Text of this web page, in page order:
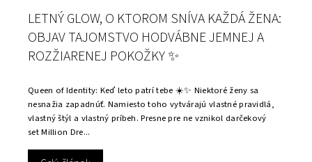
LETNÝ GLOW, O KTOROM SNÍVA KAŽDÁ ŽENA:
OBJAV TAJOMSTVO HODVÁBNE JEMNEJ A
ROZŽIARENEJ POKOŽKY ✨
Queen of Identity: Keď leto patrí tebe ☀️✨ Niektoré ženy sa
nesnažia zapadnúť. Namiesto toho vytvárajú vlastné pravidlá,
vlastný štýl a vlastný príbeh. Presne pre ne vznikol darčekový
set Million Dre...